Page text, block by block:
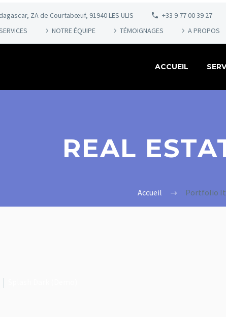
ZA de Courtabœuf, 91940 LES ULIS +33 9 77 00 39 27
NOTRE ÉQUIPE TÉMOIGNAGES A PROPOS
ACCUEIL
REAL
Accueil Portfolio